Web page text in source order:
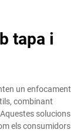
tapa i
un enfocament
combinant
solucions
els consumidors